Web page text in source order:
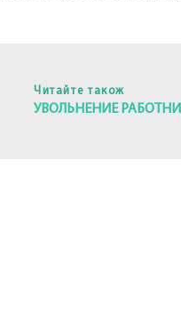
Читайте також
УВОЛЬНЕНИЕ